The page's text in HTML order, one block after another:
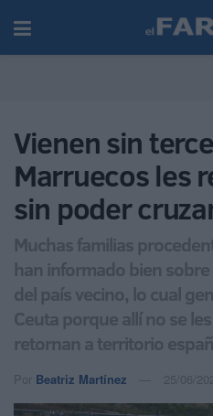
Vienen sin
Marruecos les
sin poder
Muchas familias
han informado bien
del país vecino, lo cual
Ceuta porque allí no se
retornan a territorio
Por Beatriz Martínez 25/06/